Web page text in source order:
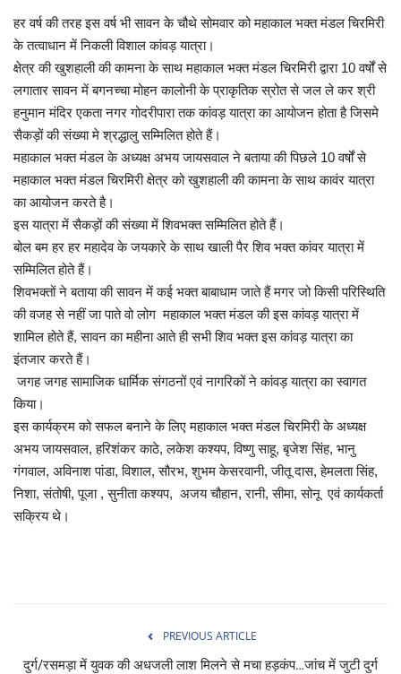
टेक न्यूज
लाइफस्टाइल
वीडियो
संस्कृति मंच
हर वर्ष की तरह इस वर्ष भी सावन के चौथे सोमवार को महाकाल भक्त मंडल चिरमिरी
के तत्वाधान में निकली विशाल कांवड़ यात्रा।
क्षेत्र की खुशहाली की कामना के साथ महाकाल भक्त मंडल चिरमिरी द्वारा 10 वर्षों से
लगातार सावन में बगनच्चा मोहन कालोनी के प्राकृतिक स्रोत से जल ले कर श्री
हनुमान मंदिर एकता नगर गोदरीपारा तक कांवड़ यात्रा का आयोजन होता है जिसमे
सैकड़ों की संख्या मे श्रद्धालु सम्मिलित होते हैं।
महाकाल भक्त मंडल के अध्यक्ष अभय जायसवाल ने बताया की पिछले 10 वर्षों से
महाकाल भक्त मंडल चिरमिरी क्षेत्र को खुशहाली की कामना के साथ कावंर यात्रा
का आयोजन करते है।
इस यात्रा में सैकड़ों की संख्या में शिवभक्त सम्मिलित होते हैं।
बोल बम हर हर महादेव के जयकारे के साथ खाली पैर शिव भक्त कांवर यात्रा में
सम्मिलित होते हैं।
शिवभक्तों ने बताया की सावन में कई भक्त बाबाधाम जाते हैं मगर जो किसी परिस्थिति
की वजह से नहीं जा पाते वो लोग महाकाल भक्त मंडल की इस कांवड़ यात्रा में
शामिल होते हैं, सावन का महीना आते ही सभी शिव भक्त इस कांवड़ यात्रा का
इंतजार करते हैं।
जगह जगह सामाजिक धार्मिक संगठनों एवं नागरिकों ने कांवड़ यात्रा का स्वागत
किया।
इस कार्यक्रम को सफल बनाने के लिए महाकाल भक्त मंडल चिरमिरी के अध्यक्ष
अभय जायसवाल, हरिशंकर काठे, लकेश कश्यप, विष्णु साहू, बृजेश सिंह, भानु
गंगवाल, अविनाश पांडा, विशाल, सौरभ, शुभम केसरवानी, जीतू दास, हेमलता सिंह,
निशा, संतोषी, पूजा , सुनीता कश्यप, अजय चौहान, रानी, सीमा, सोनू एवं कार्यकर्ता
सक्रिय थे।
PREVIOUS ARTICLE
दुर्ग/रसमड़ा में युवक की अधजली लाश मिलने से मचा हड़कंप…जांच में जुटी दुर्ग